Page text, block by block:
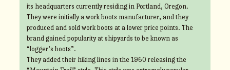
its headquarters currently residing in Portland, Oregon.
They were initially a work boots manufacturer, and they
produced and sold work boots at a lower price points. The
brand gained popularity at shipyards to be known as
“logger’s boots”.
They added their hiking lines in the 1960 releasing the